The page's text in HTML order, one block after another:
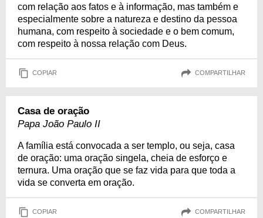
com relação aos fatos e à informação, mas também e
especialmente sobre a natureza e destino da pessoa
humana, com respeito à sociedade e o bem comum,
com respeito à nossa relação com Deus.
COPIAR COMPARTILHAR
Casa de oração
Papa João Paulo II
A família está convocada a ser templo, ou seja, casa
de oração: uma oração singela, cheia de esforço e
ternura. Uma oração que se faz vida para que toda a
vida se converta em oração.
COPIAR COMPARTILHAR